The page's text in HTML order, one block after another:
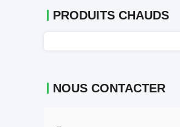
PRODUITS CHAUDS
NOUS CONTACTER